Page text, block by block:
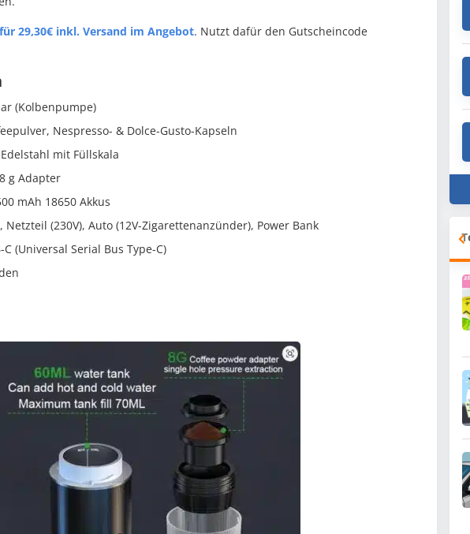
29,30€ inkl. Versand im Angebot. Nutzt dafür den Gutscheincode
(Kolbenpumpe)
Nespresso- & Dolce-Gusto-Kapseln
mit Füllskala
8 g Adapter
mAh 18650 Akkus
Netzteil (230V), Auto (12V-Zigarettenanzünder), Power Bank
C (Universal Serial Bus Type-C)